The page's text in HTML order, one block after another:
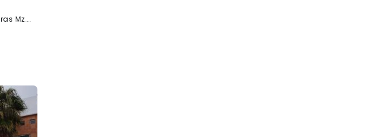
Rancho San Juan Primaveras Mz.36, Rancho San Juan, Atizapán de Zaragoza